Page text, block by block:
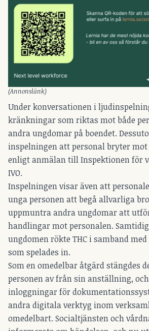
(Annonslänk)
Under konversationen i
kränkningar som riktas mot både
andra ungdomar på boendet.
inspelningen att personal bryter
enligt anmälan till Inspektionen för
IVO.
Inspelningen visar även att
unga personen att begå allvarliga
uppmuntra andra ungdomar att
handlingar mot personalen.
ungdomen rökte THC i samband
som spelades in.
Som en omedelbar åtgärd stängdes
personen av från sin anställning,
inloggningar för
andra digitala verktyg inom
omedelbart. Socialtjänsten och